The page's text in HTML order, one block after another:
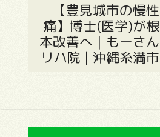
【豊見城市の慢性
痛】博士(医学)が根
本改善へ｜もーさん
リハ院 | 沖縄糸満市